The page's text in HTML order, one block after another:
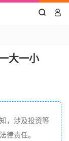
 
大一小
，涉及投资等
律责任。